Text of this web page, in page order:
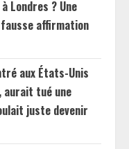
Londres ? Une
affirmation
aux États-Unis
aurait tué une
juste devenir